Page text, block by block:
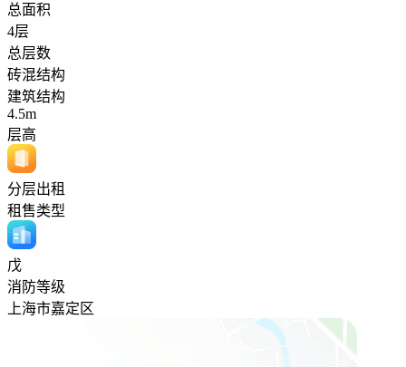
总面积
4层
总层数
砖混结构
建筑结构
4.5m
层高
分层出租
租售类型
戊
消防等级
上海市嘉定区